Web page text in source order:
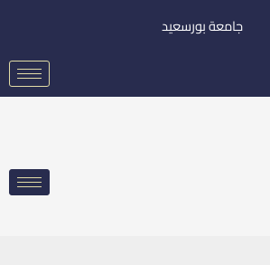
جامعة بورسعيد